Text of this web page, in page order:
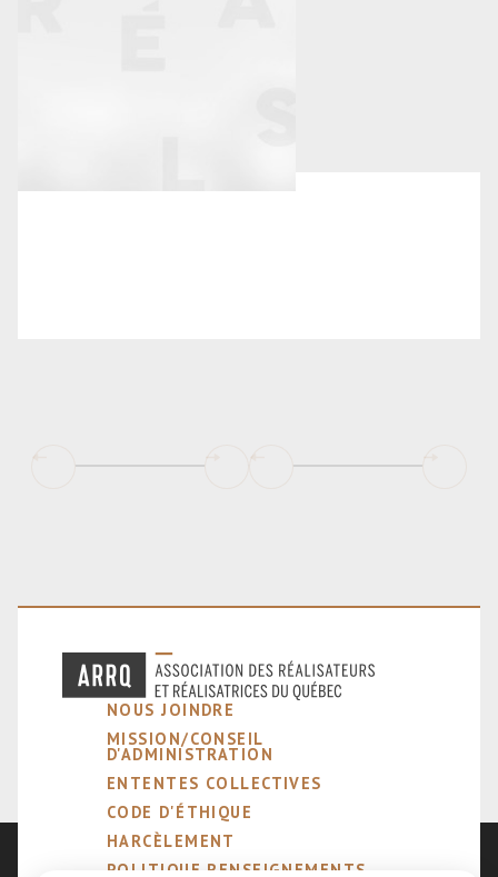
NOUS JOINDRE
MISSION/CONSEIL
D'ADMINISTRATION
ENTENTES COLLECTIVES
CODE D'ÉTHIQUE
HARCÈLEMENT
POLITIQUE RENSEIGNEMENTS